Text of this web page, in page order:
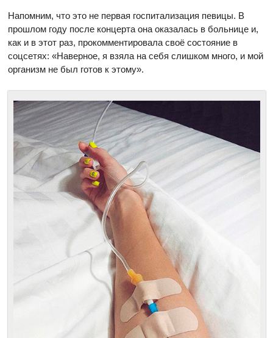
Напомним, что это не первая госпитализация певицы. В
прошлом году после концерта она оказалась в больнице и,
как и в этот раз, прокомментировала своё состояние в
соцсетях: «Наверное, я взяла на себя слишком много, и мой
организм не был готов к этому».